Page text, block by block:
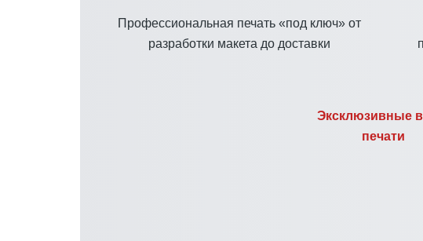
Профессиональная печать «под ключ» от
разработки макета до доставки
Эксклюзивные
печати